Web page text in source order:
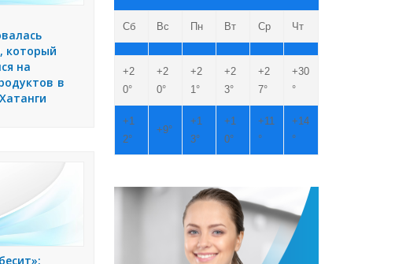
который
на
в
Сб Вс Пн Вт Ср Чт
+2
0°
+2
0°
+2
1°
+2
3°
+2
7°
+30
°
+1
2°
+9°
+1
3°
+1
0°
+11
°
+14
°